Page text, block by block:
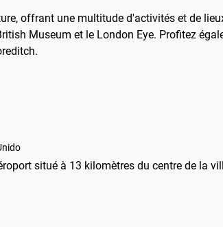
offrant une multitude d'activités et de
Museum et le London Eye. Profitez
situé à 13 kilomètres du centre de la